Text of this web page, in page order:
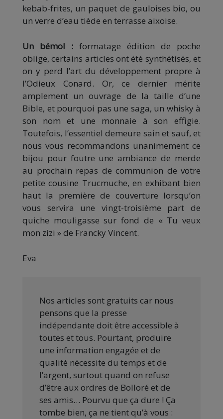
kebab-frites, un paquet de gauloises bio, ou
un verre d’eau tiède en terrasse aixoise.
Un bémol : formatage édition de poche
oblige, certains articles ont été synthétisés, et
on y perd l’art du développement propre à
l’Odieux Conard. Or, ce dernier mérite
amplement un ouvrage de la taille d’une
Bible, et pourquoi pas une saga, un whisky à
son nom et une monnaie à son effigie.
Toutefois, l’essentiel demeure sain et sauf, et
nous vous recommandons unanimement ce
bijou pour foutre une ambiance de merde
au prochain repas de communion de votre
petite cousine Trucmuche, en exhibant bien
haut la première de couverture lorsqu’on
vous servira une vingt-troisième part de
quiche mouligasse sur fond de « Tu veux
mon zizi » de Francky Vincent.
Eva
Nos articles sont gratuits car nous
pensons que la presse
indépendante doit être accessible à
toutes et tous. Pourtant, produire
une information engagée et de
qualité nécessite du temps et de
l’argent, surtout quand on refuse
d’être aux ordres de Bolloré et de
ses amis… Pourvu que ça dure ! Ça
tombe bien, ça ne tient qu’à vous :